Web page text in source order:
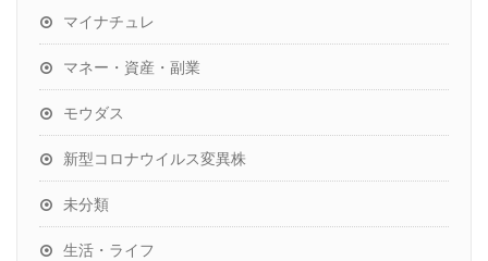
マイナチュレ
マネー・資産・副業
モウダス
新型コロナウイルス変異株
未分類
生活・ライフ